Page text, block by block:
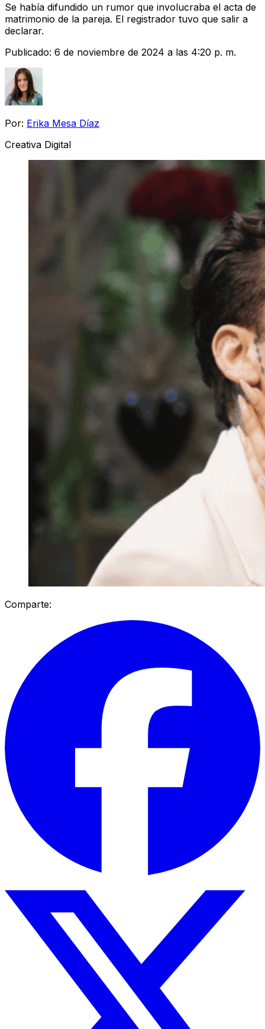
Se había difundido un rumor que involucraba el acta de
matrimonio de la pareja. El registrador tuvo que salir a
declarar.
Publicado: 6 de noviembre de 2024 a las 4:20 p. m.
Por: Erika Mesa Díaz
Creativa Digital
Comparte: